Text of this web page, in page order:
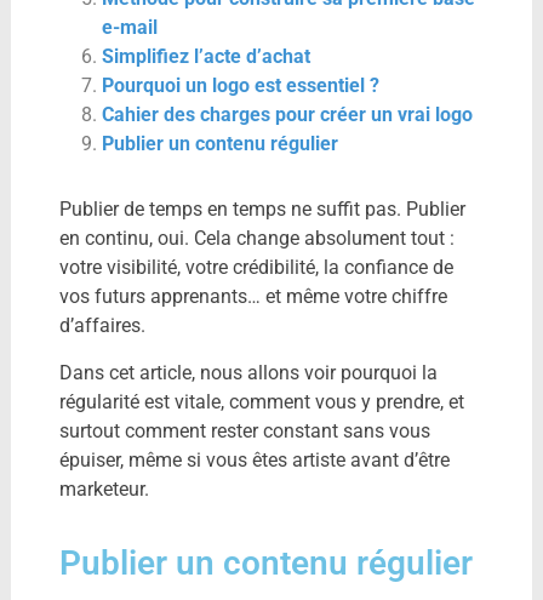
e-mail
Simplifiez l’acte d’achat
Pourquoi un logo est essentiel ?
Cahier des charges pour créer un vrai logo
Publier un contenu régulier
Publier de temps en temps ne suffit pas. Publier
en continu, oui. Cela change absolument tout :
votre visibilité, votre crédibilité, la confiance de
vos futurs apprenants… et même votre chiffre
d’affaires.
Dans cet article, nous allons voir pourquoi la
régularité est vitale, comment vous y prendre, et
surtout comment rester constant sans vous
épuiser, même si vous êtes artiste avant d’être
marketeur.
Publier un contenu régulier